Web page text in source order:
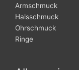
Armschmuck
Halsschmuck
Ohrschmuck
Ringe